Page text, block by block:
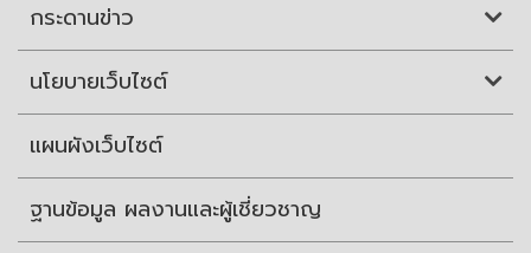
กระดานข่าว
นโยบายเว็บไซต์
แผนผังเว็บไซต์
ฐานข้อมูล ผลงานและผู้เชี่ยวชาญ